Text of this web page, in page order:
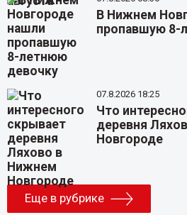
В Нижнем
пропавшую 8-
07.8.2026 18:25
Что
деревня
Новгороде
Еще в рубрике